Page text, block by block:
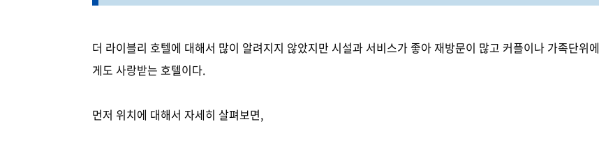
더 라이블리 호텔에 대해서 많이 알려지지 않았지만 시설과 서비스가 좋아 재방문이 많고 커플이나 가족단위에
게도 사랑받는 호텔이다.
먼저 위치에 대해서 자세히 살펴보면,